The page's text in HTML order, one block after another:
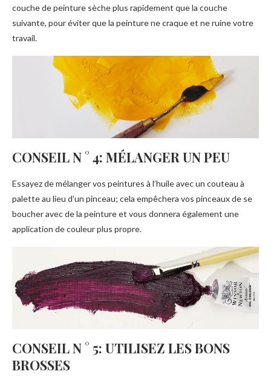
couche de peinture sèche plus rapidement que la couche
suivante, pour éviter que la peinture ne craque et ne ruine votre
travail.
CONSEIL N ° 4: MÉLANGER UN PEU
Essayez de mélanger vos peintures à l’huile avec un couteau à
palette au lieu d’un pinceau; cela empêchera vos pinceaux de se
boucher avec de la peinture et vous donnera également une
application de couleur plus propre.
CONSEIL N ° 5: UTILISEZ LES BONS
BROSSES